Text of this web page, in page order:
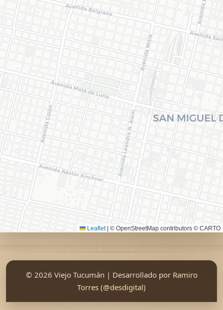
Leaflet © OpenStreetMap contributors © CARTO
© 2026 Viejo Tucumán | Desarrollado por Ramiro
Torres (@desdigital)